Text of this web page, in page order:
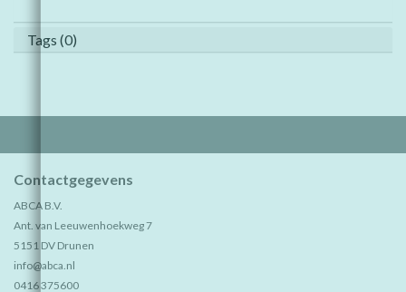
Tags (0)
Contactgegevens
ABCA B.V.
Ant. van Leeuwenhoekweg 7
5151 DV Drunen
info@abca.nl
0416 375600